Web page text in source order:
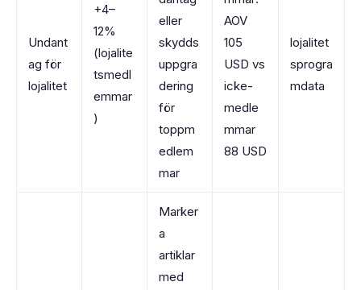
Undant
ag för
lojalitet
+4–
12%
(lojalite
tsmedl
emmar
)
eller
skydds
uppgra
dering
för
toppm
edlem
mar
AOV
105
USD vs
icke-
medle
mmar
88 USD
lojalitet
sprogra
mdata
Marker
a
artiklar
med